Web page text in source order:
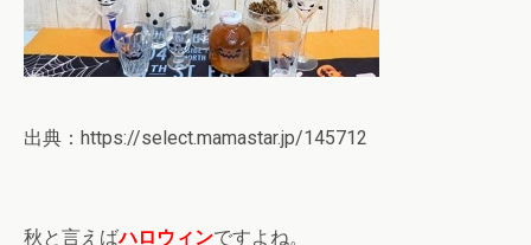
出典：https://select.mamastar.jp/145712
秋と言えばハロウィンですよね。